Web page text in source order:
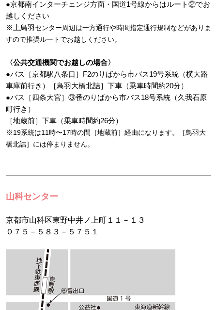
●京都南インターチェンジ方面・国道1号線からはルート②でお
越しください
※上鳥羽 センター周辺は一方通行や時間指定通行規制などがありま
すので推奨ルートでお越しください。
〈公共交通機関でお越しの場合〉
●バス［京都駅八条口］F2のりばから市バス19号系統（横大路
車庫前行き）［鳥羽大橋北詰］下車（乗車時間約20分）
●バス［四条大宮］③番のりばから市バス18号系統（久我石原
町行き）
［地蔵前］下車（乗車時間約26分）
※ 19系統は11時〜17時の間［地蔵前］経由になります。［鳥羽大
橋北詰］には停まりません。
山科センター
京都市山科区東野中井ノ上町１１－１３
０７５－５８３－５７５１